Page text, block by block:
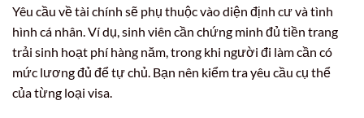
Yêu cầu về tài chính sẽ phụ thuộc vào diện định cư và tình
hình cá nhân. Ví dụ, sinh viên cần chứng minh đủ tiền trang
trải sinh hoạt phí hàng năm, trong khi người đi làm cần có
mức lương đủ để tự chủ. Bạn nên kiểm tra yêu cầu cụ thể
của từng loại visa.